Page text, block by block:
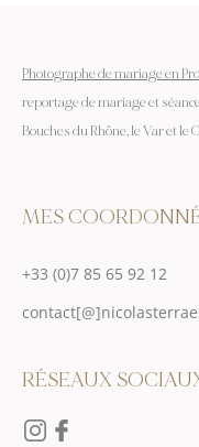
Photographe de mariage en
reportage de mariage et
Bouches du Rhône, le Var et le
MES
+33 (0)7 85 65 92 12
RÉSEAUX